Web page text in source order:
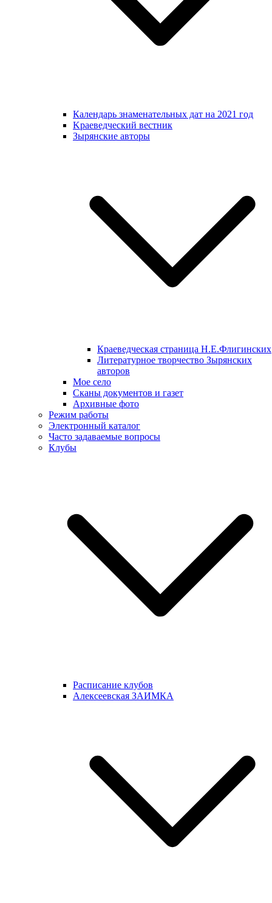
Календарь знаменательных дат на 2021 год
Kраеведческий вестник
Зырянские авторы
Краеведческая страница Н.Е.Флигинских
Литературное творчество Зырянских
авторов
Мое село
Сканы документов и газет
Архивные фото
Режим работы
Электронный каталог
Часто задаваемые вопросы
Клубы
Расписание клубов
Алексеевская ЗАИМКА